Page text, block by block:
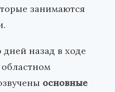
занимаются
назад в ходе
основные